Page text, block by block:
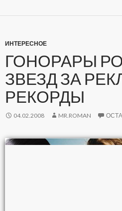
ИНТЕРЕСНОЕ
ГОНОРАРЫ
ЗВЕЗД ЗА
РЕКОРДЫ
04.02.2008 MR.ROMAN